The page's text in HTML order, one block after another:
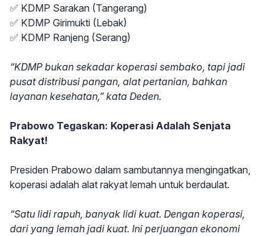
✅ KDMP Sarakan (Tangerang)
✅ KDMP Girimukti (Lebak)
✅ KDMP Ranjeng (Serang)
“KDMP bukan sekadar koperasi sembako, tapi jadi
pusat distribusi pangan, alat pertanian, bahkan
layanan kesehatan,” kata Deden.
Prabowo Tegaskan: Koperasi Adalah Senjata
Rakyat!
Presiden Prabowo dalam sambutannya mengingatkan,
koperasi adalah alat rakyat lemah untuk berdaulat.
“Satu lidi rapuh, banyak lidi kuat. Dengan koperasi,
dari yang lemah jadi kuat. Ini perjuangan ekonomi